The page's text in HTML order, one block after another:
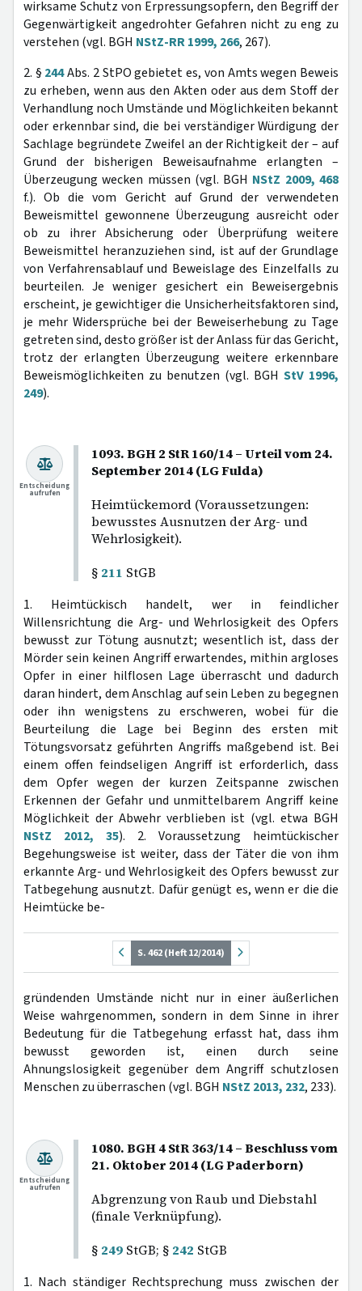
wirksame Schutz von Erpressungsopfern, den Begriff der
Gegenwärtigkeit angedrohter Gefahren nicht zu eng zu
verstehen (vgl. BGH NStZ-RR 1999, 266, 267).
2. § 244Abs. 2 StPO gebietet es, von Amts wegen Beweis
zu erheben, wenn aus den Akten oder aus dem Stoff der
Verhandlung noch Umstände und Möglichkeiten bekannt
oder erkennbar sind, die bei verständiger Würdigung der
Sachlage begründete Zweifel an der Richtigkeit der – auf
Grund der bisherigen Beweisaufnahme erlangten –
Überzeugung wecken müssen (vgl. BGH NStZ 2009, 468
f.). Ob die vom Gericht auf Grund der verwendeten
Beweismittel gewonnene Überzeugung ausreicht oder
ob zu ihrer Absicherung oder Überprüfung weitere
Beweismittel heranzuziehen sind, ist auf der Grundlage
von Verfahrensablauf und Beweislage des Einzelfalls zu
beurteilen. Je weniger gesichert ein Beweisergebnis
erscheint, je gewichtiger die Unsicherheitsfaktoren sind,
je mehr Widersprüche bei der Beweiserhebung zu Tage
getreten sind, desto größer ist der Anlass für das Gericht,
trotz der erlangten Überzeugung weitere erkennbare
Beweismöglichkeiten zu benutzen (vgl. BGH StV 1996,
249).
1093. BGH 2 StR 160/14 – Urteil vom 24.
September 2014 (LG Fulda)
Heimtückemord (Voraussetzungen:
bewusstes Ausnutzen der Arg- und
Wehrlosigkeit).
§ 211 StGB
Entscheidung
aufrufen
1. Heimtückisch handelt, wer in feindlicher
Willensrichtung die Arg- und Wehrlosigkeit des Opfers
bewusst zur Tötung ausnutzt; wesentlich ist, dass der
Mörder sein keinen Angriff erwartendes, mithin argloses
Opfer in einer hilflosen Lage überrascht und dadurch
daran hindert, dem Anschlag auf sein Leben zu begegnen
oder ihn wenigstens zu erschweren, wobei für die
Beurteilung die Lage bei Beginn des ersten mit
Tötungsvorsatz geführten Angriffs maßgebend ist. Bei
einem offen feindseligen Angriff ist erforderlich, dass
dem Opfer wegen der kurzen Zeitspanne zwischen
Erkennen der Gefahr und unmittelbarem Angriff keine
Möglichkeit der Abwehr verblieben ist (vgl. etwa BGH
NStZ 2012, 35). 2. Voraussetzung heimtückischer
Begehungsweise ist weiter, dass der Täter die von ihm
erkannte Arg- und Wehrlosigkeit des Opfers bewusst zur
Tatbegehung ausnutzt. Dafür genügt es, wenn er die die
Heimtücke be-
S. 462 (Heft 12/2014)
gründenden Umstände nicht nur in einer äußerlichen
Weise wahrgenommen, sondern in dem Sinne in ihrer
Bedeutung für die Tatbegehung erfasst hat, dass ihm
bewusst geworden ist, einen durch seine
Ahnungslosigkeit gegenüber dem Angriff schutzlosen
Menschen zu überraschen (vgl. BGH NStZ 2013, 232, 233).
1080. BGH 4 StR 363/14 – Beschluss vom
21. Oktober 2014 (LG Paderborn)
Abgrenzung von Raub und Diebstahl
(finale Verknüpfung).
§ 249 StGB; § 242 StGB
Entscheidung
aufrufen
1. Nach ständiger Rechtsprechung muss zwischen der